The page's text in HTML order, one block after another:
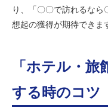
り、「〇〇で訪れるなら
想起の獲得が期待できま
「ホテル・
する時のコツ